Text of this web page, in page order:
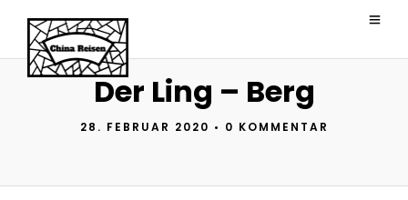
Der Ling – Berg
28. FEBRUAR 2020 • 0 KOMMENTAR